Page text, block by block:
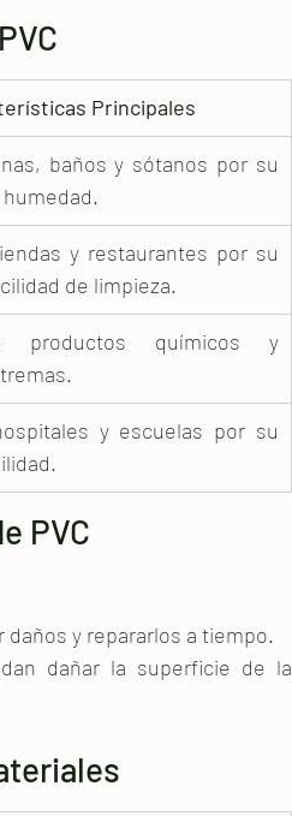
Principales
baños y sótanos por su
y restaurantes por su
de limpieza.
productos químicos y
y escuelas por su
PVC
y repararlos a tiempo.
dañar la superficie de la